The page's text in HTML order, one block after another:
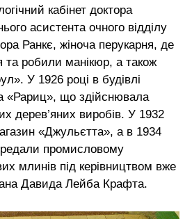
кабінет доктора
асистента очного відділу
Ранкє, жіноча перукарня, де
робили манікюр, а також
У 1926 році в будівлі
«Рариц», що здійснювала
дерев’яних виробів. У 1932
«Джульєтта», а в 1934
промисловому
млинів під керівництвом вже
Давида Лейба Крафта.